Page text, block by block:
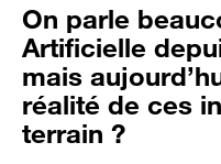
On parle
Artificielle
mais
réalité de ces
terrain ?